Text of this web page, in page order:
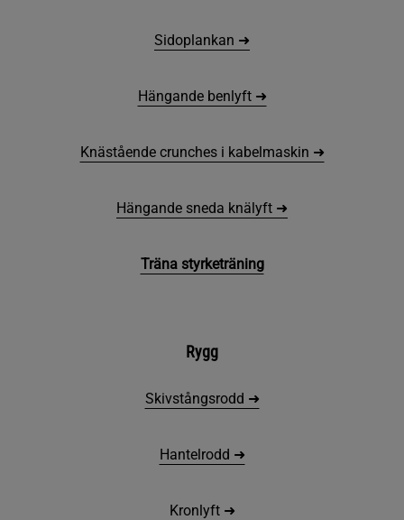
Sidoplankan ➜
Hängande benlyft ➜
Knästående crunches i kabelmaskin ➜
Hängande sneda knälyft ➜
Träna styrketräning
Rygg
Skivstångsrodd ➜
Hantelrodd ➜
Kronlyft ➜